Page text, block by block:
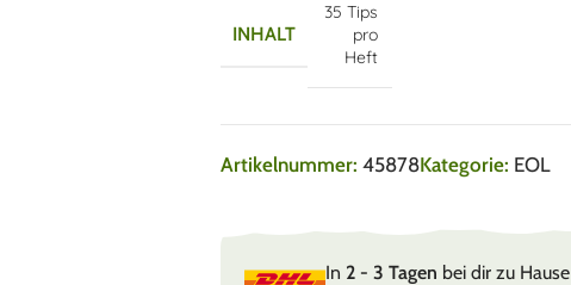
INHALT
35 Tips
pro
Heft
Artikelnummer: 45878Kategorie: EOL
In 2 - 3 Tagen bei dir zu Hause